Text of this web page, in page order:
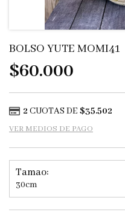
BOLSO YUTE MOMI41
$60.000
2 CUOTAS DE $35.502
VER MEDIOS DE PAGO
Tamao:
30cm